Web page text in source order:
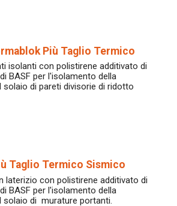
Più Taglio Termico
isolanti con polistirene additivato di
di BASF per l'isolamento della
solaio di pareti divisorie di ridotto
Taglio Termico Sismico
laterizio con polistirene additivato di
di BASF per l'isolamento della
solaio di murature portanti.